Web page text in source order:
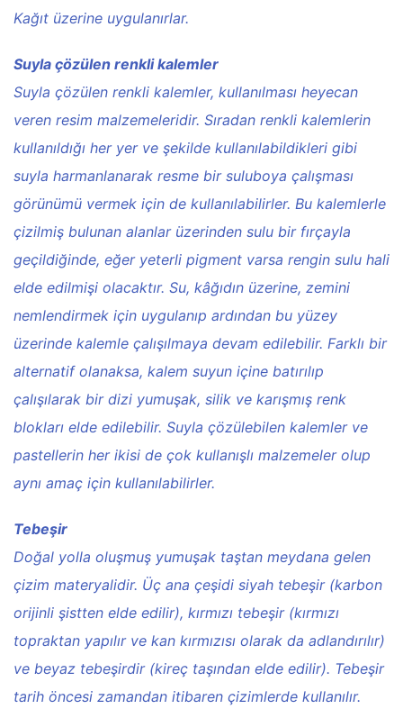
Kağıt üzerine uygulanırlar.
Suyla çözülen renkli kalemler
Suyla çözülen renkli kalemler, kullanılması heyecan
veren resim malzemeleridir. Sıradan renkli kalemlerin
kullanıldığı her yer ve şekilde kullanılabildikleri gibi
suyla harmanlanarak resme bir suluboya çalışması
görünümü vermek için de kullanılabilirler. Bu kalemlerle
çizilmiş bulunan alanlar üzerinden sulu bir fırçayla
geçildiğinde, eğer yeterli pigment varsa rengin sulu hali
elde edilmişi olacaktır. Su, kâğıdın üzerine, zemini
nemlendirmek için uygulanıp ardından bu yüzey
üzerinde kalemle çalışılmaya devam edilebilir. Farklı bir
alternatif olanaksa, kalem suyun içine batırılıp
çalışılarak bir dizi yumuşak, silik ve karışmış renk
blokları elde edilebilir. Suyla çözülebilen kalemler ve
pastellerin her ikisi de çok kullanışlı malzemeler olup
aynı amaç için kullanılabilirler.
Tebeşir
Doğal yolla oluşmuş yumuşak taştan meydana gelen
çizim materyalidir. Üç ana çeşidi siyah tebeşir (karbon
orijinli şistten elde edilir), kırmızı tebeşir (kırmızı
topraktan yapılır ve kan kırmızısı olarak da adlandırılır)
ve beyaz tebeşirdir (kireç taşından elde edilir). Tebeşir
tarih öncesi zamandan itibaren çizimlerde kullanılır.